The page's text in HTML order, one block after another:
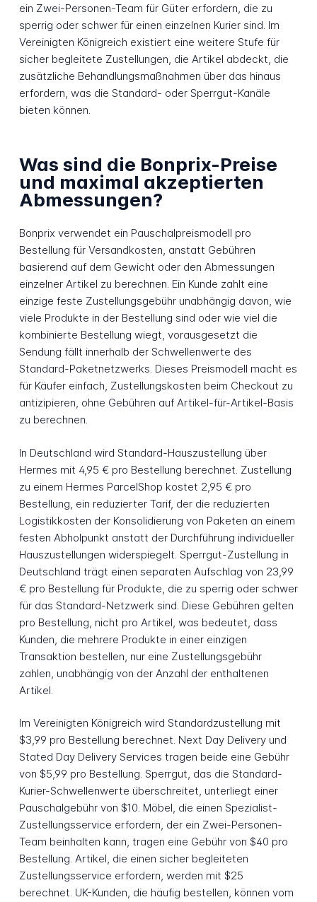
ein Zwei-Personen-Team für Güter erfordern, die zu
sperrig oder schwer für einen einzelnen Kurier sind. Im
Vereinigten Königreich existiert eine weitere Stufe für
sicher begleitete Zustellungen, die Artikel abdeckt, die
zusätzliche Behandlungsmaßnahmen über das hinaus
erfordern, was die Standard- oder Sperrgut-Kanäle
bieten können.
Was sind die Bonprix-Preise
und maximal akzeptierten
Abmessungen?
Bonprix verwendet ein Pauschalpreismodell pro
Bestellung für Versandkosten, anstatt Gebühren
basierend auf dem Gewicht oder den Abmessungen
einzelner Artikel zu berechnen. Ein Kunde zahlt eine
einzige feste Zustellungsgebühr unabhängig davon, wie
viele Produkte in der Bestellung sind oder wie viel die
kombinierte Bestellung wiegt, vorausgesetzt die
Sendung fällt innerhalb der Schwellenwerte des
Standard-Paketnetzwerks. Dieses Preismodell macht es
für Käufer einfach, Zustellungskosten beim Checkout zu
antizipieren, ohne Gebühren auf Artikel-für-Artikel-Basis
zu berechnen.
In Deutschland wird Standard-Hauszustellung über
Hermes mit 4,95 € pro Bestellung berechnet. Zustellung
zu einem Hermes ParcelShop kostet 2,95 € pro
Bestellung, ein reduzierter Tarif, der die reduzierten
Logistikkosten der Konsolidierung von Paketen an einem
festen Abholpunkt anstatt der Durchführung individueller
Hauszustellungen widerspiegelt. Sperrgut-Zustellung in
Deutschland trägt einen separaten Aufschlag von 23,99
€ pro Bestellung für Produkte, die zu sperrig oder schwer
für das Standard-Netzwerk sind. Diese Gebühren gelten
pro Bestellung, nicht pro Artikel, was bedeutet, dass
Kunden, die mehrere Produkte in einer einzigen
Transaktion bestellen, nur eine Zustellungsgebühr
zahlen, unabhängig von der Anzahl der enthaltenen
Artikel.
Im Vereinigten Königreich wird Standardzustellung mit
$3,99 pro Bestellung berechnet. Next Day Delivery und
Stated Day Delivery Services tragen beide eine Gebühr
von $5,99 pro Bestellung. Sperrgut, das die Standard-
Kurier-Schwellenwerte überschreitet, unterliegt einer
Pauschalgebühr von $10. Möbel, die einen Spezialist-
Zustellungsservice erfordern, der ein Zwei-Personen-
Team beinhalten kann, tragen eine Gebühr von $40 pro
Bestellung. Artikel, die einen sicher begleiteten
Zustellungsservice erfordern, werden mit $25
berechnet. UK-Kunden, die häufig bestellen, können vom